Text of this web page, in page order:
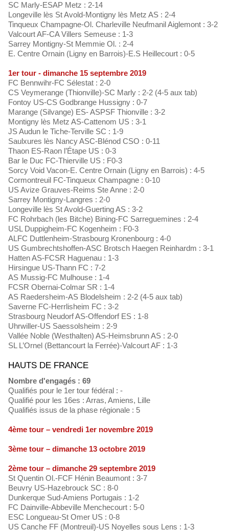
SC Marly-ESAP Metz : 2-14
Longeville lès St Avold-Montigny lès Metz AS : 2-4
Tinqueux Champagne-Ol. Charleville Neufmanil Aiglemont : 3-2
Valcourt AF-CA Villers Semeuse : 1-3
Sarrey Montigny-St Memmie Ol. : 2-4
E. Centre Ornain (Ligny en Barrois)-E.S Heillecourt : 0-5
1er tour - dimanche 15 septembre 2019
FC Bennwihr-FC Sélestat : 2-0
CS Veymerange (Thionville)-SC Marly : 2-2 (4-5 aux tab)
Fontoy US-CS Godbrange Hussigny : 0-7
Marange (Silvange) ES- ASPSF Thionville : 3-2
Montigny lès Metz AS-Cattenom US : 3-1
JS Audun le Tiche-Terville SC : 1-9
Saulxures lès Nancy ASC-Blénod CSO : 0-11
Thaon ES-Raon l’Étape US : 0-3
Bar le Duc FC-Thierville US : F0-3
Sorcy Void Vacon-E. Centre Ornain (Ligny en Barrois) : 4-5
Cormontreuil FC-Tinqueux Champagne : 0-10
US Avize Grauves-Reims Ste Anne : 2-0
Sarrey Montigny-Langres : 2-0
Longeville lès St Avold-Guerting AS : 3-2
FC Rohrbach (les Bitche) Bining-FC Sarreguemines : 2-4
USL Duppigheim-FC Kogenheim : F0-3
ALFC Duttlenheim-Strasbourg Kronenbourg : 4-0
US Gumbrechtshoffen-ASC Brotsch Haegen Reinhardm : 3-1
Hatten AS-FCSR Haguenau : 1-3
Hirsingue US-Thann FC : 7-2
AS Mussig-FC Mulhouse : 1-4
FCSR Obernai-Colmar SR : 1-4
AS Raedersheim-AS Blodelsheim : 2-2 (4-5 aux tab)
Saverne FC-Herrlisheim FC : 3-2
Strasbourg Neudorf AS-Offendorf ES : 1-8
Uhrwiller-US Saessolsheim : 2-9
Vallée Noble (Westhalten) AS-Heimsbrunn AS : 2-0
SL L’Ornel (Bettancourt la Ferrée)-Valcourt AF : 1-3
HAUTS DE FRANCE
Nombre d'engagés : 69
Qualifiés pour le 1er tour fédéral : -
Qualifié pour les 16es : Arras, Amiens, Lille
Qualifiés issus de la phase régionale : 5
4ème tour – vendredi 1er novembre 2019
3ème tour – dimanche 13 octobre 2019
2ème tour – dimanche 29 septembre 2019
St Quentin Ol.-FCF Hénin Beaumont : 3-7
Beuvry US-Hazebrouck SC : 8-0
Dunkerque Sud-Amiens Portugais : 1-2
FC Dainville-Abbeville Menchecourt : 5-0
ESC Longueau-St Omer US : 0-8
US Canche FF (Montreuil)-US Noyelles sous Lens : 1-3